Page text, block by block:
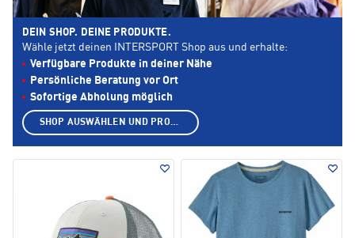
DEIN SHOP. DEINE PRODUKTE.
Wähle jetzt deinen INTERSPORT Shop aus und erhalte:
Verfügbare Produkte in deiner Nähe
Persönliche Beratung vor Ort
Sofortige Abholung möglich
SHOP AUSWÄHLEN UND PRODUKTE ANZEIGEN